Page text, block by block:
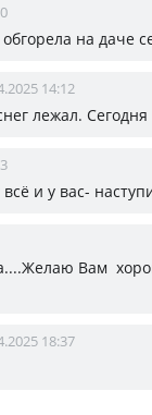
на даче
14:12
лежал.
всё и у вас-
Вам
18:37